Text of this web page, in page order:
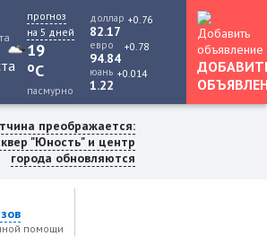
прогноз
на 5 дней
19
oC
пасмурно
доллар
82.17
+0.76
евро
94.84
+0.78
юань
1.22
+0.014
преображается:
"Юность" и центр
города обновляются
помощи